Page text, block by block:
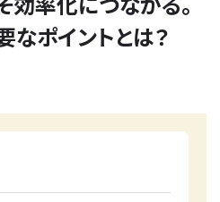
なポイントとは？